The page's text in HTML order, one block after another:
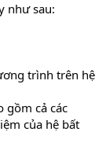
như sau:
trình trên hệ
gồm cả các
của hệ bất